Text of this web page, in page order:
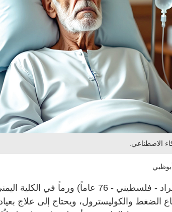
الاصطناعي.
يعاني المريض (أبومراد - فلسطيني - 76 عاماً)
الضغط والكوليسترول، ويحتاج إلى علاج